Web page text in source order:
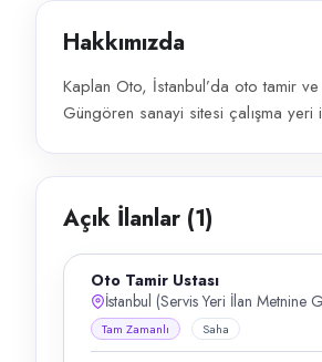
Hakkımızda
Kaplan Oto, İstanbul’da oto tamir
Güngören sanayi sitesi çalışma
Açık İlanlar (1)
Oto Tamir Ustası
İstanbul (Servis Yeri İlan
Tam Zamanlı Saha